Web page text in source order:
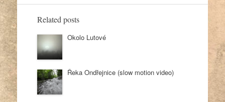
Related posts
Okolo Lutové
Řeka Ondřejnice (slow motion video)